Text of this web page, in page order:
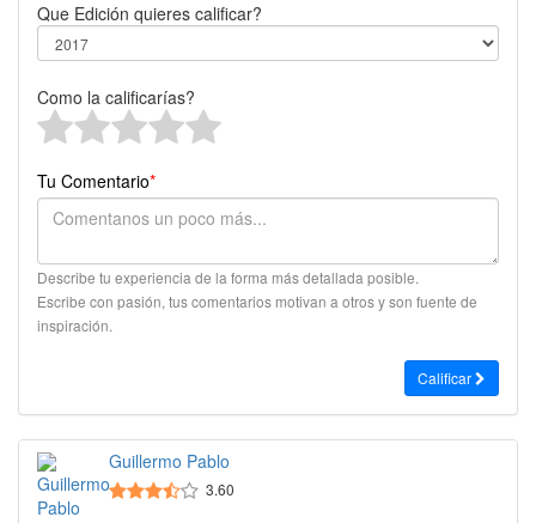
Que Edición quieres calificar?
Como la calificarías?
Tu Comentario*
Describe tu experiencia de la forma más detallada posible.
Escribe con pasión, tus comentarios motivan a otros y son fuente de
inspiración.
Calificar
Guillermo Pablo
3.60